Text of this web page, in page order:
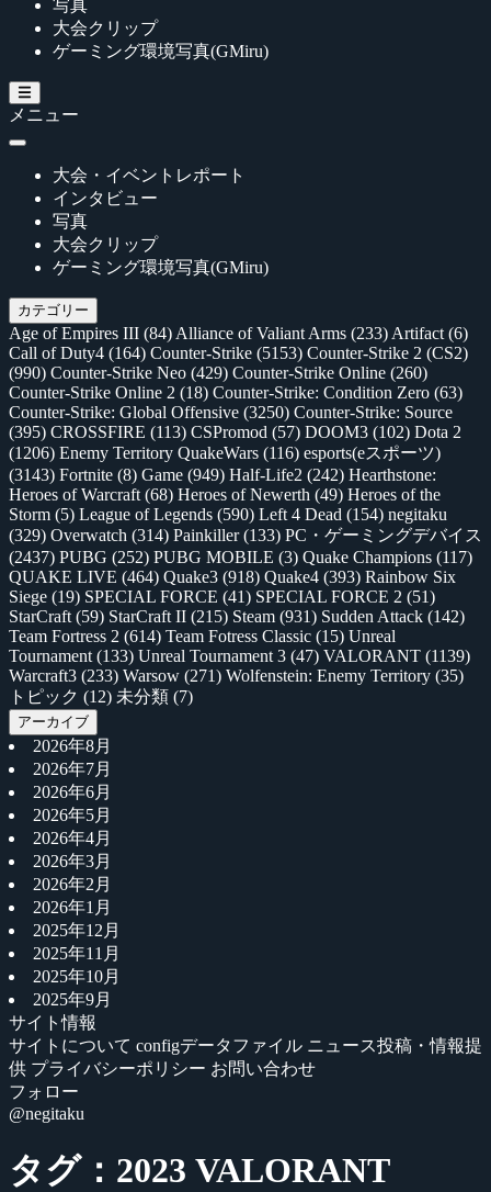
写真
大会クリップ
ゲーミング環境写真(GMiru)
メニュー
大会・イベントレポート
インタビュー
写真
大会クリップ
ゲーミング環境写真(GMiru)
カテゴリー
Age of Empires III (84) Alliance of Valiant Arms (233) Artifact (6)
Call of Duty4 (164) Counter-Strike (5153) Counter-Strike 2 (CS2)
(990) Counter-Strike Neo (429) Counter-Strike Online (260)
Counter-Strike Online 2 (18) Counter-Strike: Condition Zero (63)
Counter-Strike: Global Offensive (3250) Counter-Strike: Source
(395) CROSSFIRE (113) CSPromod (57) DOOM3 (102) Dota 2
(1206) Enemy Territory QuakeWars (116) esports(eスポーツ)
(3143) Fortnite (8) Game (949) Half-Life2 (242) Hearthstone:
Heroes of Warcraft (68) Heroes of Newerth (49) Heroes of the
Storm (5) League of Legends (590) Left 4 Dead (154) negitaku
(329) Overwatch (314) Painkiller(133) PC・ゲーミングデバイス
(2437) PUBG (252) PUBG MOBILE (3) Quake Champions (117)
QUAKE LIVE (464) Quake3 (918) Quake4 (393) Rainbow Six
Siege (19) SPECIAL FORCE (41) SPECIAL FORCE 2 (51)
StarCraft (59) StarCraft II (215) Steam (931) Sudden Attack (142)
Team Fortress 2 (614) Team Fotress Classic (15) Unreal
Tournament (133) Unreal Tournament 3 (47) VALORANT (1139)
Warcraft3 (233) Warsow (271) Wolfenstein: Enemy Territory (35)
トピック (12) 未分類 (7)
アーカイブ
2026年8月
2026年7月
2026年6月
2026年5月
2026年4月
2026年3月
2026年2月
2026年1月
2025年12月
2025年11月
2025年10月
2025年9月
サイト情報
サイトについて configデータファイル ニュース投稿・情報提
供 プライバシーポリシー お問い合わせ
フォロー
@negitaku
タグ：2023 VALORANT